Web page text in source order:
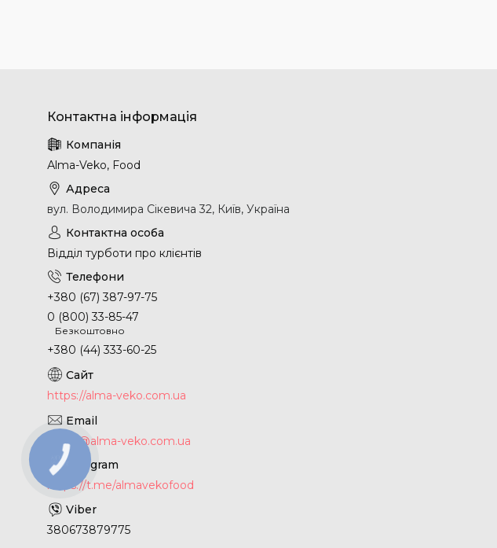
Аlma-Veko, Food
вул. Володимира Сікевича 32, Київ, Україна
Відділ турботи про клієнтів
+380 (67) 387-97-75
0 (800) 33-85-47
Безкоштовно
+380 (44) 333-60-25
https://alma-veko.com.ua
office@alma-veko.com.ua
https://t.me/almavekofood
380673879775